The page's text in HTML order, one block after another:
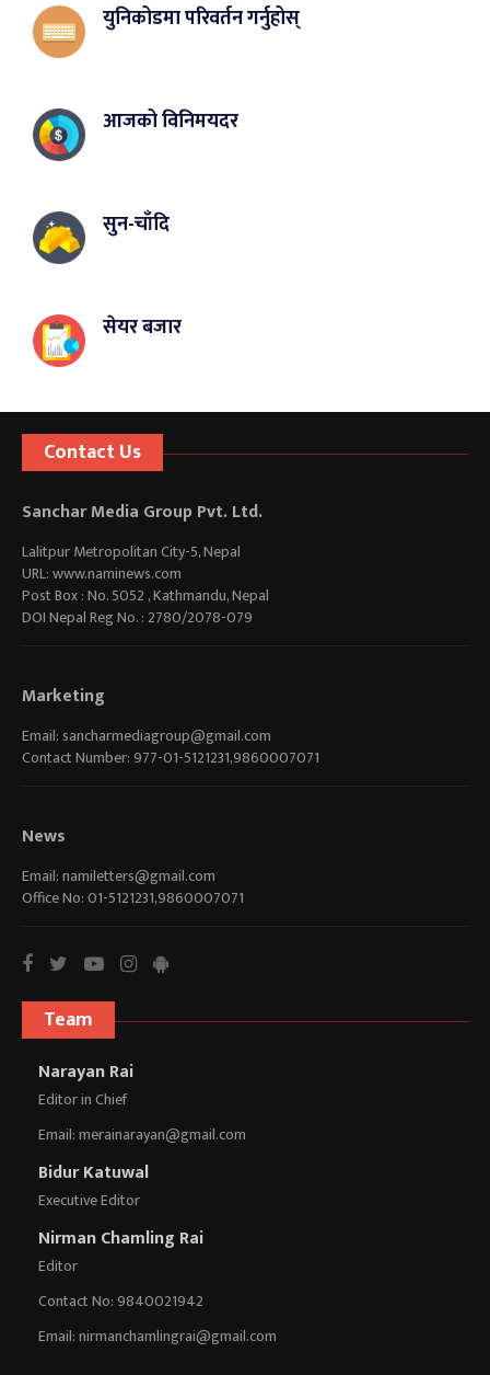
युनिकोडमा परिवर्तन गर्नुहोस्
आजको विनिमयदर
सुन-चाँदि
सेयर बजार
Contact Us
Sanchar Media Group Pvt. Ltd.
Lalitpur Metropolitan City-5, Nepal
URL: www.naminews.com
Post Box : No. 5052 , Kathmandu, Nepal
DOI Nepal Reg No. : 2780/2078-079
Marketing
Email: sancharmediagroup@gmail.com
Contact Number: 977-01-5121231,9860007071
News
Email:namiletters@gmail.com
Office No: 01-5121231,9860007071
Team
Narayan Rai
Editor in Chief
Email:merainarayan@gmail.com
Bidur Katuwal
Executive Editor
Nirman Chamling Rai
Editor
Contact No: 9840021942
Email:nirmanchamlingrai@gmail.com